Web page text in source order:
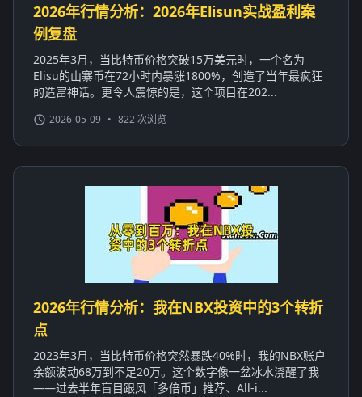
2026年行情分析：2026年Elisun实战盈利案
例复盘
2025年3月，当比特币价格突破15万美元时，一个名为
Elisu的山寨币在72小时内暴涨1800%，创造了当年最疯狂
的造富神话。更令人震惊的是，这个项目在202...
2026-05-09 • 822 次浏览
2026年行情分析：我在NBX投资中的3个转折
点
2023年3月，当比特币价格突然暴跌40%时，我的NBX账户
余额波动68万到不足20万。这个数字像一盆冰水浇醒了我
——过去半年盲目跟风「多倍币」推荐、All-i...